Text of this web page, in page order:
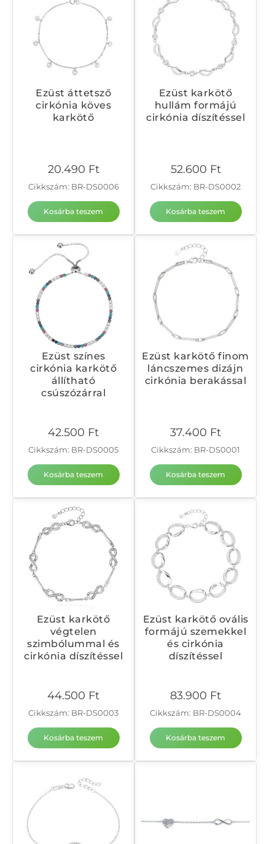
Ezüst áttetsző
cirkónia köves
karkötő
20.490 Ft
Cikkszám: BR-DS0006
Kosárba teszem
Ezüst karkötő
hullám formájú
cirkónia díszítéssel
52.600 Ft
Cikkszám: BR-DS0002
Kosárba teszem
Ezüst színes
cirkónia karkötő
állítható
csúszózárral
42.500 Ft
Cikkszám: BR-DS0005
Kosárba teszem
Ezüst karkötő finom
láncszemes dizájn
cirkónia berakással
37.400 Ft
Cikkszám: BR-DS0001
Kosárba teszem
Ezüst karkötő
végtelen
szimbólummal és
cirkónia díszítéssel
44.500 Ft
Cikkszám: BR-DS0003
Kosárba teszem
Ezüst karkötő ovális
formájú szemekkel
és cirkónia
díszítéssel
83.900 Ft
Cikkszám: BR-DS0004
Kosárba teszem